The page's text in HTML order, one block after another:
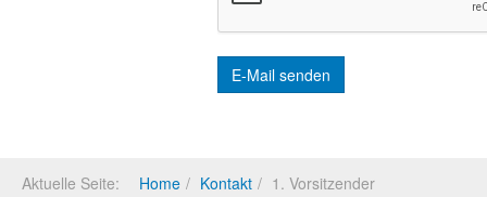
E-Mail senden
Aktuelle Seite: Home Kontakt 1. Vorsitzender